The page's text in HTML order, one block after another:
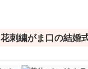
刺繍がま口の結婚